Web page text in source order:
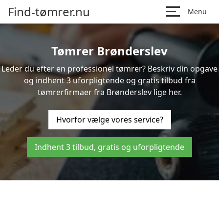
Find-tømrer.nu Menu
Tømrer Brønderslev
Leder du efter en professionel tømrer? Beskriv din opgave
og indhent 3 uforpligtende og gratis tilbud fra
tømrerfirmaer fra Brønderslev lige her.
Hvorfor vælge vores service?
Indhent 3 tilbud, gratis og uforpligtende